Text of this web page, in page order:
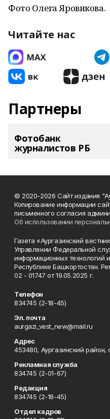
Фото Олега Яровикова.
Читайте нас
Партнеры
Фотобанк
журналистов РБ
© 2020-2026 Сайт издания
Копирование информации
письменного согласия
Об использовании
Газета «Аургазинский
Управлении Федеральной
информационных технологий
Республике Башкортостан.
02 - 01747 от 19.05.2025 г.
Телефон
834745 (2-18-45)
Эл. почта
aurgazi_vest_new@mail.ru
Адрес
453480, Аургазинский район,
Рекламная служба
834745 (2-01-67)
Редакция
834745 (2-18-45)
Отдел кадров